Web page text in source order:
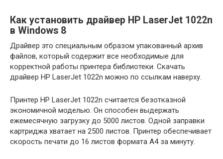
Как установить драйвер HP LaserJet 1022n
в Windows 8
Драйвер это специальным образом упакованный архив
файлов, который содержит все необходимые для
корректной работы принтера библиотеки. Скачать
драйвер HP LaserJet 1022n можно по ссылкам наверху.
Принтер HP LaserJet 1022n считается безотказной
экономичной моделью. Он способен выдержать
ежемесячную загрузку до 5000 листов. Одной заправки
картриджа хватает на 2500 листов. Принтер обеспечивает
скорость печати до 16 листов формата А4 за минуту.